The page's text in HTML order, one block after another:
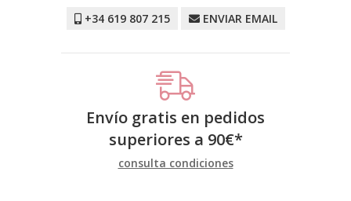
+34 619 807 215 ENVIAR EMAIL
Envío gratis en pedidos
superiores a 90€*
consulta condiciones